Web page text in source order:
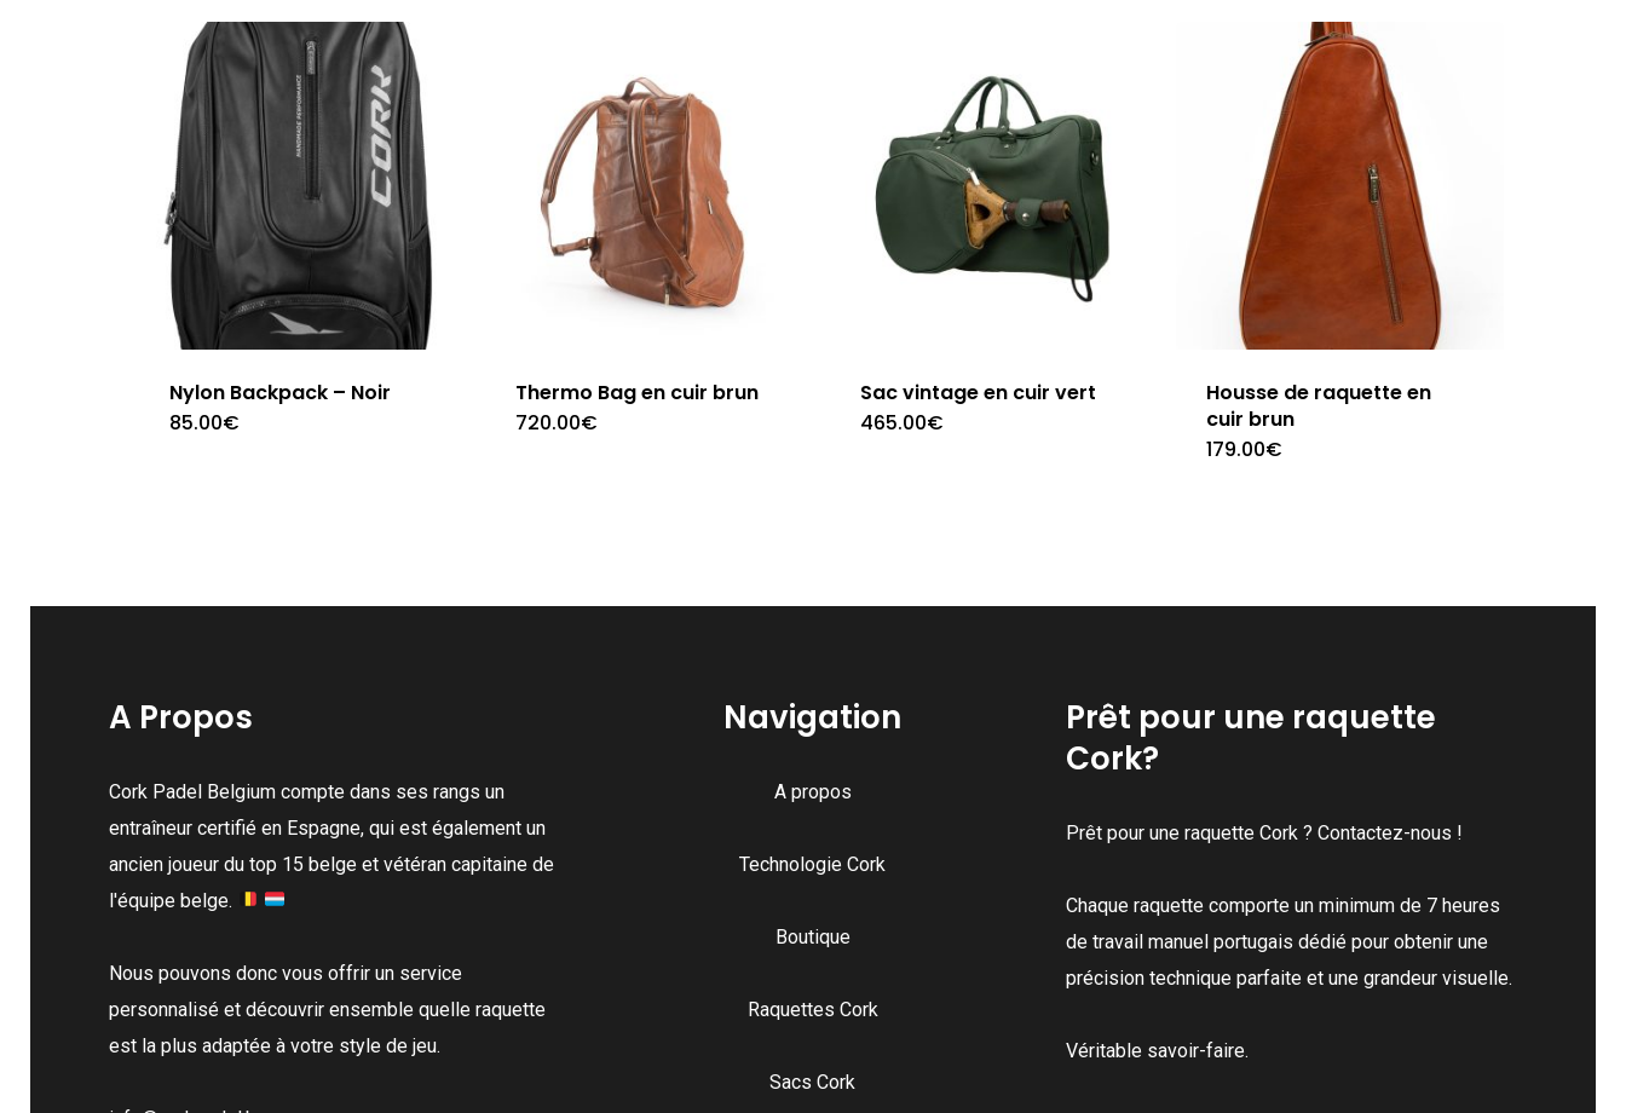
Nylon Backpack – Noir
85.00€
Thermo Bag en cuir brun
720.00€
Sac vintage en cuir vert
465.00€
Housse de raquette en
cuir brun
179.00€
A Propos
Cork Padel Belgium compte dans ses rangs un
entraîneur certifié en Espagne, qui est également un
ancien joueur du top 15 belge et vétéran capitaine de
l'équipe belge.
Nous pouvons donc vous offrir un service
personnalisé et découvrir ensemble quelle raquette
est la plus adaptée à votre style de jeu.
Navigation
A propos
Technologie Cork
Boutique
Raquettes Cork
Sacs Cork
Prêt pour une raquette
Cork?
Prêt pour une raquette Cork ? Contactez-nous !
Chaque raquette comporte un minimum de 7 heures
de travail manuel portugais dédié pour obtenir une
précision technique parfaite et une grandeur visuelle.
Véritable savoir-faire.